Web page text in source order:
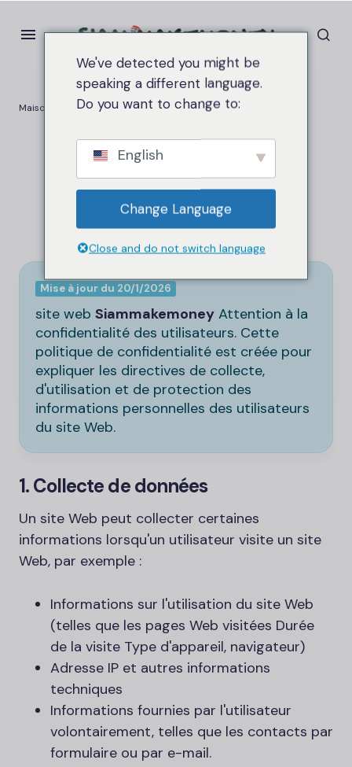
Maison Politique de confidentialité
Politique de
confidentialité
Mise à jour du 20/1/2026
site web Siammakemoney Attention à la
confidentialité des utilisateurs. Cette
politique de confidentialité est créée pour
expliquer les directives de collecte,
d'utilisation et de protection des
informations personnelles des utilisateurs
du site Web.
1. Collecte de données
Un site Web peut collecter certaines
informations lorsqu'un utilisateur visite un site
Web, par exemple :
Informations sur l'utilisation du site Web
(telles que les pages Web visitées Durée
de la visite Type d'appareil, navigateur)
Adresse IP et autres informations
techniques
Informations fournies par l'utilisateur
volontairement, telles que les contacts par
formulaire ou par e-mail.
We've detected you might be
speaking a different language.
Do you want to change to:
English
Change Language
Close and do not switch language